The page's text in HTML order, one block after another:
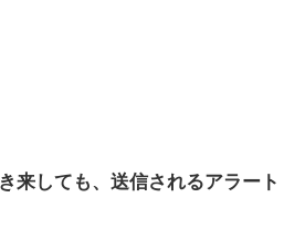
来しても、送信されるアラート